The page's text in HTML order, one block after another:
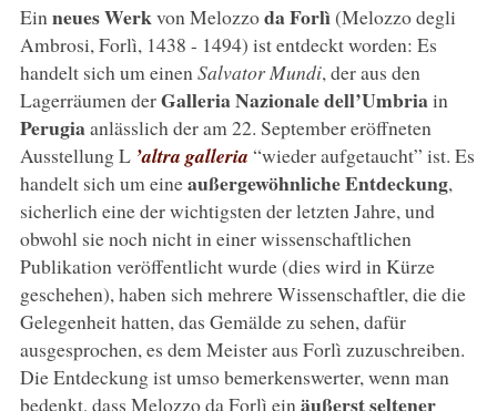
Ein neues Werkvon Melozzoda Forlì(Melozzo degli
Ambrosi, Forlì, 1438 - 1494) ist entdeckt worden: Es
handelt sich um einen Salvator Mundi, der aus den
Lagerräumen derGalleria Nazionale dell’Umbriain
Perugiaanlässlich der am 22. September eröffneten
Ausstellung L ’altra galleria “wieder aufgetaucht” ist. Es
handelt sich um eineaußergewöhnliche Entdeckung,
sicherlich eine der wichtigsten der letzten Jahre, und
obwohl sie noch nicht in einer wissenschaftlichen
Publikation veröffentlicht wurde (dies wird in Kürze
geschehen), haben sich mehrere Wissenschaftler, die die
Gelegenheit hatten, das Gemälde zu sehen, dafür
ausgesprochen, es dem Meister aus Forlì zuzuschreiben.
Die Entdeckung ist umso bemerkenswerter, wenn man
bedenkt, dass Melozzo da Forlì ein äußerst seltener